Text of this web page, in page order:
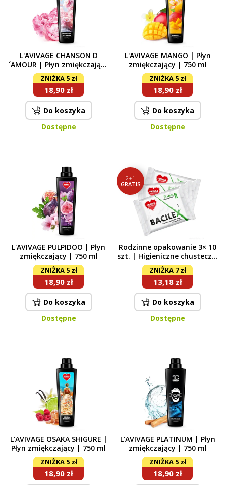
L'AVIVAGE CHANSON D
´AMOUR | Płyn zmiękczający
| 750 ml
ZNIŻKA 5 zł
18,90 zł
Do koszyka
Dostępne
L'AVIVAGE MANGO | Płyn
zmiękczający | 750 ml
ZNIŻKA 5 zł
18,90 zł
Do koszyka
Dostępne
L'AVIVAGE PULPIDOO | Płyn
zmiękczający | 750 ml
ZNIŻKA 5 zł
18,90 zł
Do koszyka
Dostępne
2+1
GRATIS
Rodzinne opakowanie 3× 10
szt. | Higieniczne chusteczki
nawilżane z bambusa z Aloe
Vera | BACILEX®
ZNIŻKA 7 zł
13,18 zł
Do koszyka
Dostępne
L'AVIVAGE OSAKA SHIGURE |
Płyn zmiękczający | 750 ml
ZNIŻKA 5 zł
18,90 zł
L'AVIVAGE PLATINUM | Płyn
zmiękczający | 750 ml
ZNIŻKA 5 zł
18,90 zł